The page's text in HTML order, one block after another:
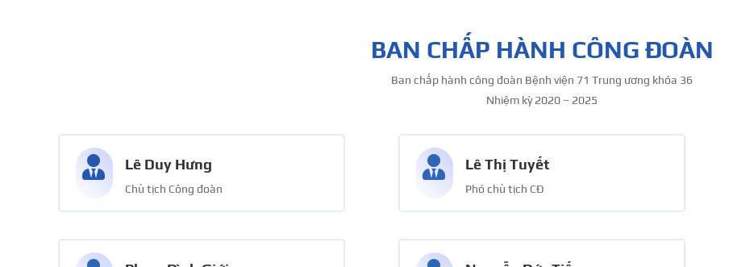
BAN CHẤP HÀNH CÔNG ĐOÀN
Ban chấp hành công đoàn Bệnh viện 71 Trung ương khóa 36
Nhiệm kỳ 2020 – 2025
 Lê Duy Hưng
Chủ tịch Công đoàn
 Lê Thị Tuyết
Phó chủ tịch CĐ